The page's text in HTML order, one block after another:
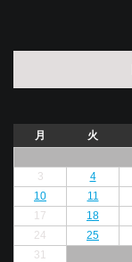
月
火
3
4
10
11
17
18
24
25
31